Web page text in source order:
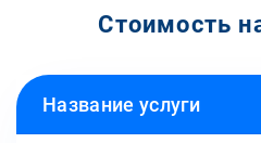
Стоимость
Название услуги